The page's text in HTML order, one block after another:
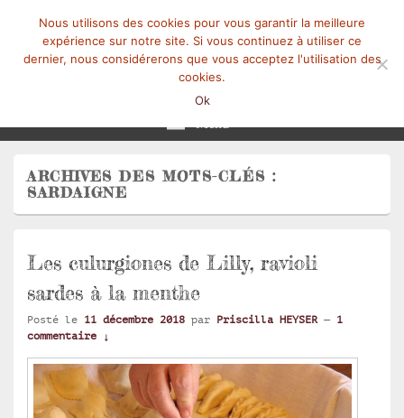
ARCHIVES DES MOTS-CLÉS :
SARDAIGNE
Les culurgiones de Lilly, ravioli
sardes à la menthe
Posté le 11 décembre 2018 par Priscilla HEYSER — 1
commentaire ↓
Nous utilisons des cookies pour vous garantir la meilleure
expérience sur notre site. Si vous continuez à utiliser ce
dernier, nous considérerons que vous acceptez l'utilisation des
cookies.
Ok